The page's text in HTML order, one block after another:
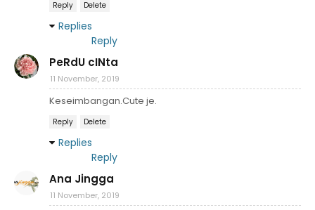
Reply Delete
Replies
Reply
PeRdU cINta
11 November, 2019
Keseimbangan.Cute je.
Reply Delete
Replies
Reply
Ana Jingga
11 November, 2019